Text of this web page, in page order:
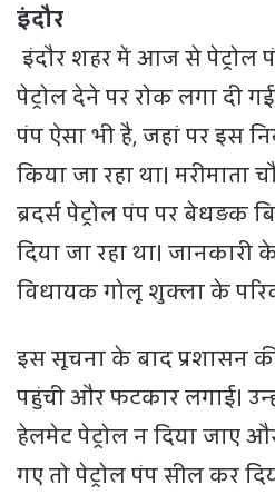
इंदौर
इंदौर शहर में आज से पेट्रोल
पेट्रोल देने पर रोक लगा दी
पंप ऐसा भी है, जहां पर इस
किया जा रहा था। मरीमाता
ब्रदर्स पेट्रोल पंप पर बेधड़क
दिया जा रहा था।
विधायक गोलू शुक्ला के
इस सूचना के बाद प्रशासन
पहुंची और फटकार लगाई।
हेलमेट पेट्रोल न दिया जाए
गए तो पेट्रोल पंप सील कर